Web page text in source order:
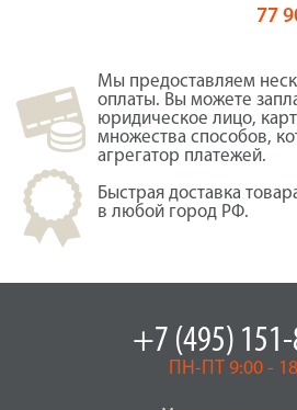
77
Мы предоставляем
оплаты. Вы можете
юридическое лицо,
множества способов,
агрегатор платежей.
Быстрая доставка
в любой город РФ.
+7 (495)
ПН-ПТ 9:00 -